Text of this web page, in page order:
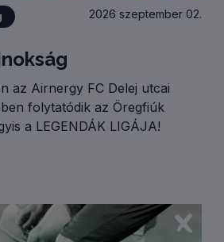
2026 szeptember 02.
az Airnergy FC Delej utcai
folytatódik az Öregfiúk
a LEGENDÁK LIGÁJA!